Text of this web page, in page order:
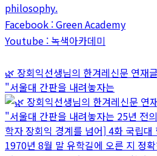
philosophy.
Facebook : Green Academy
Youtube : 녹색아카데미
🌿 장회익선생님의 한겨레신문 연재
"서울대 간판을 내려놓자는